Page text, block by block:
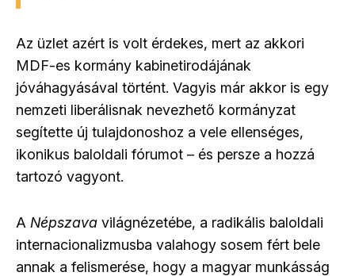
Az üzlet azért is volt érdekes, mert az akkori
MDF-es kormány kabinetirodájának
jóváhagyásával történt. Vagyis már akkor is egy
nemzeti liberálisnak nevezhető kormányzat
segítette új tulajdonoshoz a vele ellenséges,
ikonikus baloldali fórumot – és persze a hozzá
tartozó vagyont.
A Népszava világnézetébe, a radikális baloldali
internacionalizmusba valahogy sosem fért bele
annak a felismerése, hogy a magyar munkásság